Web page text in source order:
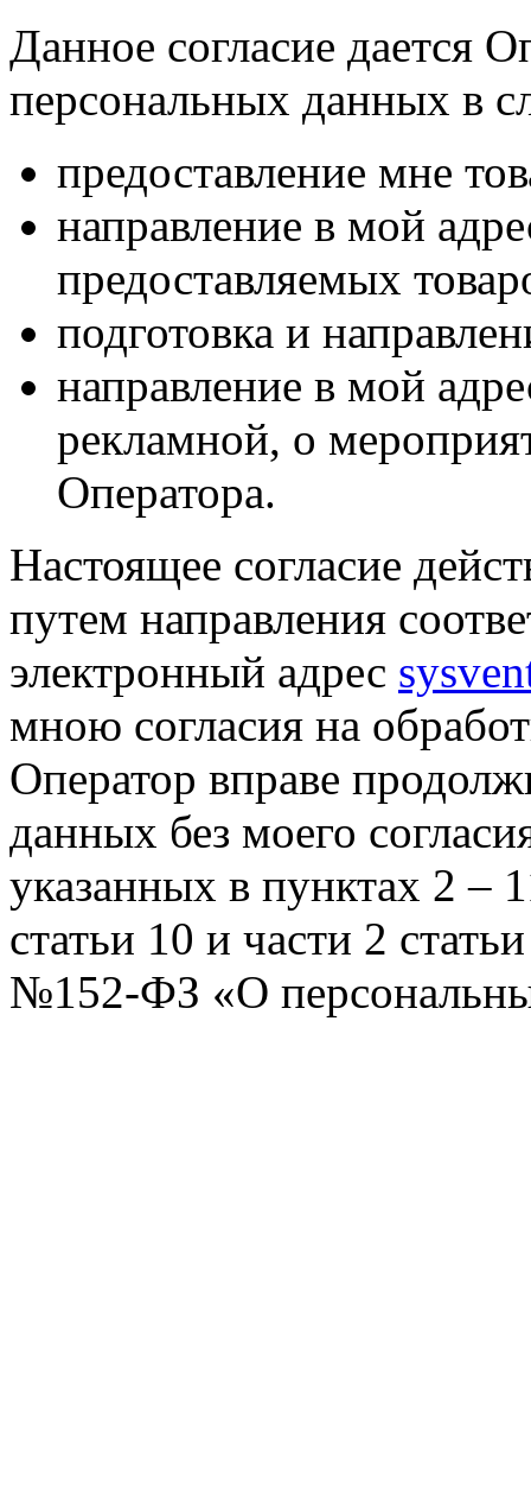
Данное согласие дается
персональных данных в
предоставление мне
направление в мой
предоставляемых
подготовка и
направление в мой
рекламной, о
Оператора.
Настоящее согласие
путем направления
электронный адрес
мною согласия на
Оператор вправе
данных без моего
указанных в пунктах 2 –
статьи 10 и части 2
№152-ФЗ «О